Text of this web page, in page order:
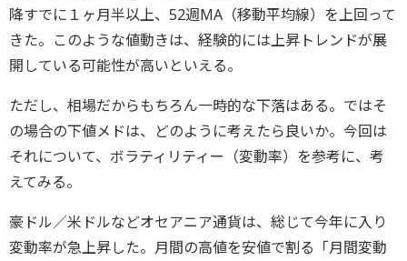
降すでに１ヶ月半以上、52週MA（移動平均線）を上回って
きた。このような値動きは、経験的には上昇トレンドが展
開している可能性が高いといえる。
ただし、相場だからもちろん一時的な下落はある。ではそ
の場合の下値メドは、どのように考えたら良いか。今回は
それについて、ボラティリティー（変動率）を参考に、考
えてみる。
豪ドル／米ドルなどオセアニア通貨は、総じて今年に入り
変動率が急上昇した。月間の高値を安値で割る「月間変動